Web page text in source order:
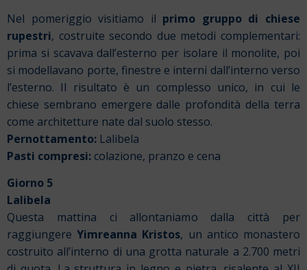
Nel pomeriggio visitiamo il primo gruppo di chiese
rupestri, costruite secondo due metodi complementari:
prima si scavava dall’esterno per isolare il monolite, poi
si modellavano porte, finestre e interni dall’interno verso
l’esterno. Il risultato è un complesso unico, in cui le
chiese sembrano emergere dalle profondità della terra
come architetture nate dal suolo stesso.
Pernottamento: Lalibela
Pasti compresi: colazione, pranzo e cena
Giorno 5
Lalibela
Questa mattina ci allontaniamo dalla città per
raggiungereYimreanna Kristos, un antico monastero
costruito all’interno di una grotta naturale a 2.700 metri